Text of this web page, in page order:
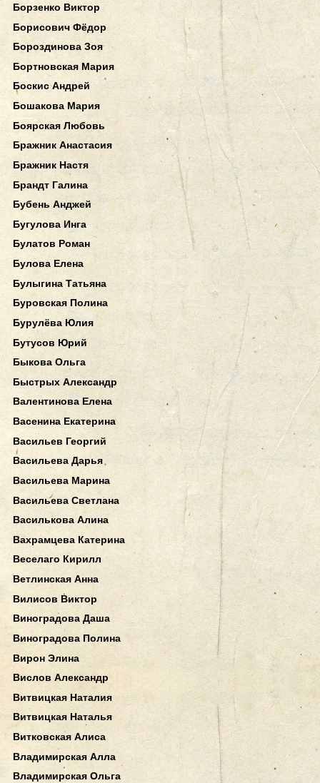
Борзенко Виктор
Борисович Фёдор
Бороздинова Зоя
Бортновская Мария
Боскис Андрей
Бошакова Мария
Боярская Любовь
Бражник Анастасия
Бражник Настя
Брандт Галина
Бубень Анджей
Бугулова Инга
Булатов Роман
Булова Елена
Булыгина Татьяна
Буровская Полина
Бурулёва Юлия
Бутусов Юрий
Быкова Ольга
Быстрых Александр
Валентинова Елена
Васенина Екатерина
Васильев Георгий
Васильева Дарья
Васильева Марина
Васильева Светлана
Василькова Алина
Вахрамцева Катерина
Веселаго Кирилл
Ветлинская Анна
Вилисов Виктор
Виноградова Даша
Виноградова Полина
Вирон Элина
Вислов Александр
Витвицкая Наталия
Витвицкая Наталья
Витковская Алиса
Владимирская Алла
Владимирская Ольга